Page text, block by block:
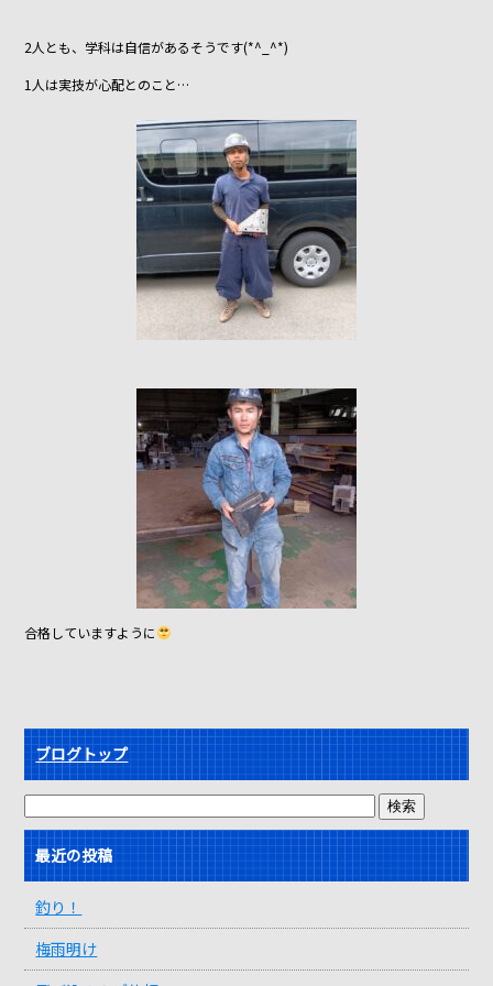
2人とも、学科は自信があるそうです(*^_^*)
1人は実技が心配とのこと…
合格していますように
ブログトップ
最近の投稿
釣り！
梅雨明け